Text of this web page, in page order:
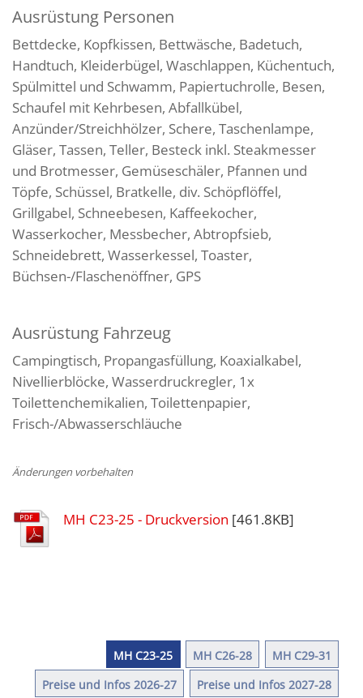
Ausrüstung Personen
Bettdecke, Kopfkissen, Bettwäsche, Badetuch,
Handtuch, Kleiderbügel, Waschlappen, Küchentuch,
Spülmittel und Schwamm, Papiertuchrolle, Besen,
Schaufel mit Kehrbesen, Abfallkübel,
Anzünder/Streichhölzer, Schere, Taschenlampe,
Gläser, Tassen, Teller, Besteck inkl. Steakmesser
und Brotmesser, Gemüseschäler, Pfannen und
Töpfe, Schüssel, Bratkelle, div. Schöpflöffel,
Grillgabel, Schneebesen, Kaffeekocher,
Wasserkocher, Messbecher, Abtropfsieb,
Schneidebrett, Wasserkessel, Toaster,
Büchsen-/Flaschenöffner, GPS
Ausrüstung Fahrzeug
Campingtisch, Propangasfüllung, Koaxialkabel,
Nivellierblöcke, Wasserdruckregler, 1x
Toilettenchemikalien, Toilettenpapier,
Frisch-/Abwasserschläuche
Änderungen vorbehalten
MH C23-25 - Druckversion [461.8KB]
MH C23-25 MH C26-28
MH C29-31
Preise und Infos 2026-27
Preise und Infos 2027-28